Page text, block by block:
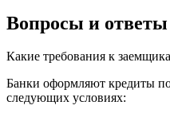
Вопросы и ответы
Какие требования к
Банки оформляют кредиты
следующих условиях: